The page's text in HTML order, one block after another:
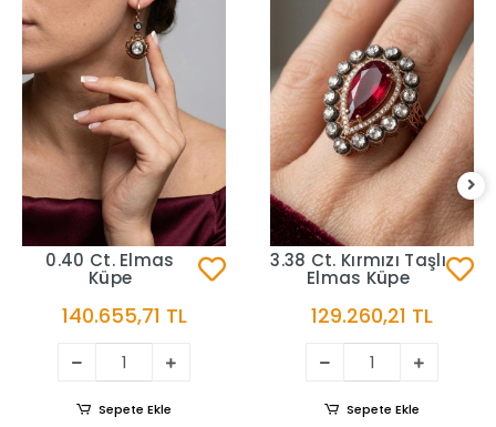
0.40 Ct. Elmas
Küpe
140.655,71 TL
Sepete Ekle
3.38 Ct. Kırmızı Taşlı
Elmas Küpe
129.260,21 TL
Sepete Ekle